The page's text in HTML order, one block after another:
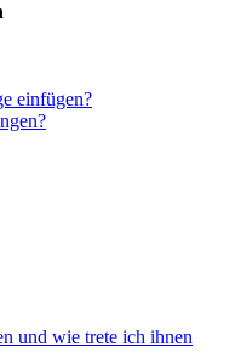
einfügen?
und wie trete ich ihnen